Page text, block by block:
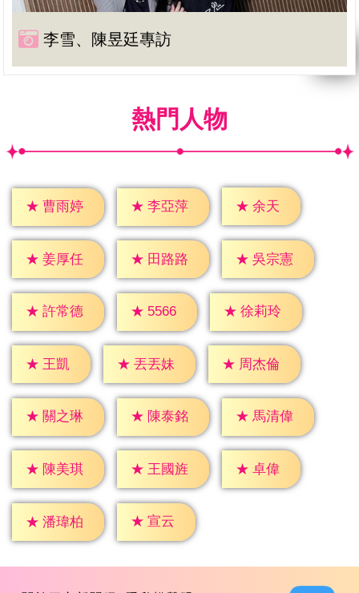
李雪、陳昱廷專訪
熱門人物
★ 曹雨婷 ★ 李亞萍 ★ 余天
★ 姜厚任 ★ 田路路 ★ 吳宗憲
★ 許常德 ★ 5566 ★ 徐莉玲
★ 王凱 ★ 丟丟妹 ★ 周杰倫
★ 關之琳 ★ 陳泰銘 ★ 馬清偉
★ 陳美琪 ★ 王國旌 ★ 卓偉
★ 潘瑋柏 ★ 宣云